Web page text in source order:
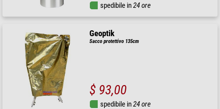
spedibile in24 ore
Geoptik
Sacco protettivo 135cm
$ 93,00
spedibile in24 ore